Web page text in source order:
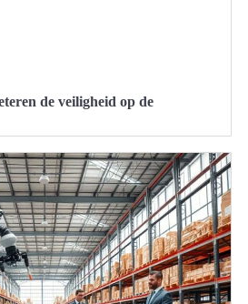
de veiligheid op de